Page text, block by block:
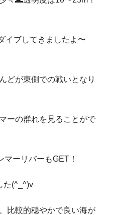
イブしてきましたよ〜
どが東側での戦いとなり
ーの群れを見ることがで
ーリバーもGET！
た(^_^)v
比較的穏やかで良い海が